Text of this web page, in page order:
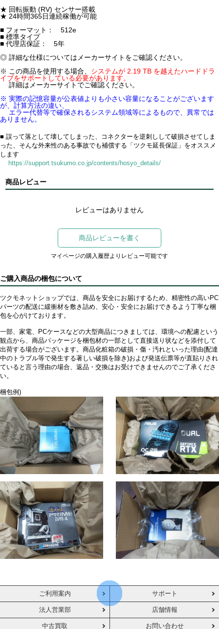
★ 回転振動 (RV) センサー搭載
★ 24時間365日連続稼働が可能
■ フォーマット： 512e
■ 標準タイプ
■ 代理店保証： 5年
◎ 詳細な仕様についてはメーカーサイトをご確認ください。
※ この商品を使用する場合、 システムが 2.19 TB を越えたハードドラ
イブをサポートしている必要があります。
詳細はメーカーサイトでご確認ください。
※ 実際の記憶容量が公表値よりも小さい容量になることがございます
が、計算方法の違い、
エラー代替等で確保されるシステム領域等によるもので、異常では
ありません。
■ 誤って落として壊してしまった、コネクターを逆刺しして破損させてしま
った、そんな外来性のある事故でも補償する「ツクモ延長保証」をオススメ
します
https://support.tsukumo.co.jp/contents/hosyo_details/
商品レビュー
レビューはありません
商品レビューを書く
マイページの購入履歴よりレビュー可能です
ご購入商品の梱包について
ツクモネットショップでは、商品を安全にお届けするため、精密性の高いPC
パーツの配送に緩衝材を敷き詰め、安心・安全にお届けできるよう丁寧な梱
包を心がけております。
一部、家電、PCケースなどの大型商品につきましては、環境への配慮という
観点から、商品パッケージを梱包材の一部として直接送り状などを添付して
出荷する場合がございます。商品化粧箱の破損・傷・汚れといった理由(配達
中のトラブル等で発生する著しい破損を除き)および発送伝票等が直貼りされ
ていると言う理由の場合、返品・交換はお受けできませんのでご了承くださ
い。
梱包例)
ご利用案内 サポート
法人営業部 店舗情報
中古買取 お問い合わせ